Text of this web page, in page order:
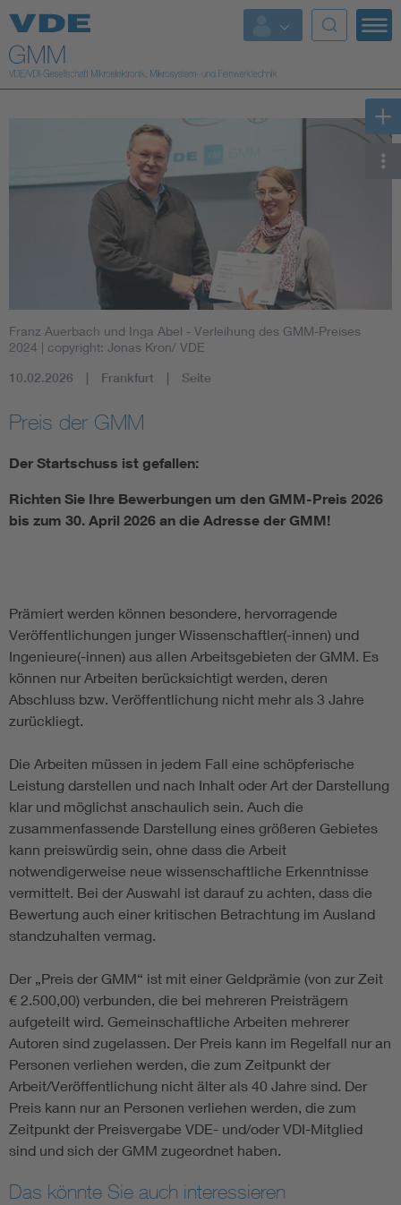
Top Themen
Fokusthemen
AI & Digital Trust
Health
Mobility
Standards
Weitere Themen
Electronic components
Microelectronics
Franz Auerbach und Inga Abel - Verleihung des GMM-Preises
2024 | copyright: Jonas Kron/ VDE
10.02.2026 Frankfurt Seite
Preis der GMM
Der Startschuss ist gefallen:
Richten Sie Ihre Bewerbungen um den GMM-Preis 2026
bis zum 30. April 2026 an die Adresse der GMM!
Prämiert werden können besondere, hervorragende
Veröffentlichungen junger Wissenschaftler(-innen) und
Ingenieure(-innen) aus allen Arbeitsgebieten der GMM. Es
können nur Arbeiten berücksichtigt werden, deren
Abschluss bzw. Veröffentlichung nicht mehr als 3 Jahre
zurückliegt.
Die Arbeiten müssen in jedem Fall eine schöpferische
Leistung darstellen und nach Inhalt oder Art der Darstellung
klar und möglichst anschaulich sein. Auch die
zusammenfassende Darstellung eines größeren Gebietes
kann preiswürdig sein, ohne dass die Arbeit
notwendigerweise neue wissenschaftliche Erkenntnisse
vermittelt. Bei der Auswahl ist darauf zu achten, dass die
Bewertung auch einer kritischen Betrachtung im Ausland
standzuhalten vermag.
Der „Preis der GMM“ ist mit einer Geldprämie (von zur Zeit
€ 2.500,00) verbunden, die bei mehreren Preisträgern
aufgeteilt wird. Gemeinschaftliche Arbeiten mehrerer
Autoren sind zugelassen. Der Preis kann im Regelfall nur an
Personen verliehen werden, die zum Zeitpunkt der
Arbeit/Veröffentlichung nicht älter als 40 Jahre sind. Der
Preis kann nur an Personen verliehen werden, die zum
Zeitpunkt der Preisvergabe VDE- und/oder VDI-Mitglied
sind und sich der GMM zugeordnet haben.
Das könnte Sie auch interessieren